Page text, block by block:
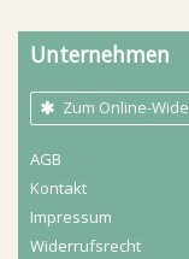
Unternehmen
Zum Online-
AGB
Kontakt
Impressum
Widerrufs­recht